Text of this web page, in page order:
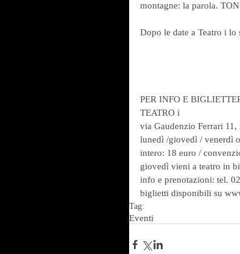
montagne: la parola.
Dopo le date a Teatro i
PER INFO E
TEATRO i
via Gaudenzio Ferrari 11,
lunedì /giovedì / venerdì
intero: 18 euro /
giovedì vieni a teatro in
info e prenotazioni: tel.
biglietti disponibili su
Tag:
Eventi